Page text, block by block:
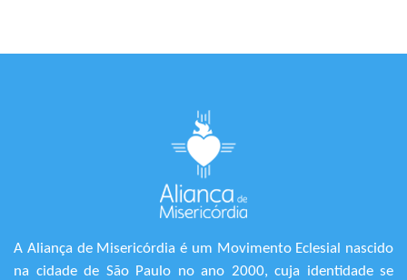
A Aliança de Misericórdia é um Movimento Eclesial nascido
na cidade de São Paulo no ano 2000, cuja identidade se